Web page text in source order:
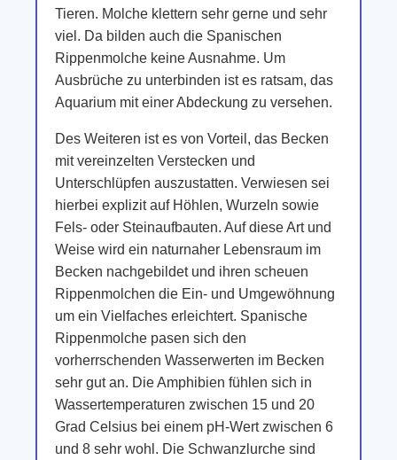
Tieren. Molche klettern sehr gerne und sehr
viel. Da bilden auch die Spanischen
Rippenmolche keine Ausnahme. Um
Ausbrüche zu unterbinden ist es ratsam, das
Aquarium mit einer Abdeckung zu versehen.
Des Weiteren ist es von Vorteil, das Becken
mit vereinzelten Verstecken und
Unterschlüpfen auszustatten. Verwiesen sei
hierbei explizit auf Höhlen, Wurzeln sowie
Fels- oder Steinaufbauten. Auf diese Art und
Weise wird ein naturnaher Lebensraum im
Becken nachgebildet und ihren scheuen
Rippenmolchen die Ein- und Umgewöhnung
um ein Vielfaches erleichtert. Spanische
Rippenmolche pasen sich den
vorherrschenden Wasserwerten im Becken
sehr gut an. Die Amphibien fühlen sich in
Wassertemperaturen zwischen 15 und 20
Grad Celsius bei einem pH-Wert zwischen 6
und 8 sehr wohl. Die Schwanzlurche sind